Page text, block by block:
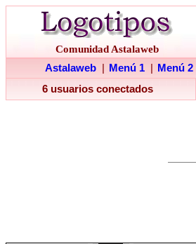
Comunidad Astalaweb
Astalaweb
Menú 1 Menú 2
6 usuarios conectados